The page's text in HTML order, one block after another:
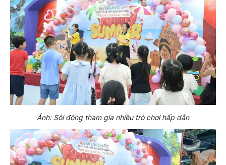
Ảnh: Sôi động tham gia nhiều trò chơi hấp dẫn